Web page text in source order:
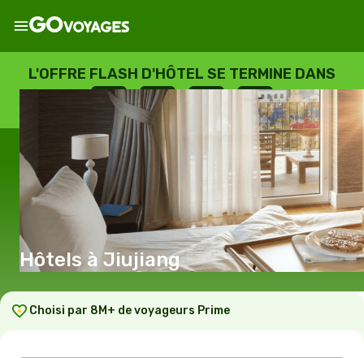
L'OFFRE FLASH D'HÔTEL SE TERMINE DANS
--
JOURS
: --
HEURES
: --
SECONDES
Hôtels à Jiujiang
Choisi par 8M+ de voyageurs Prime